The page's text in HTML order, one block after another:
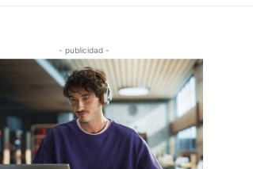
- publicidad -